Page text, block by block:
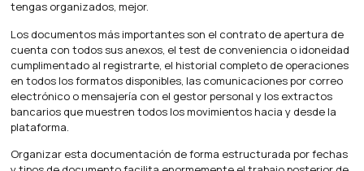
tengas organizados, mejor.
Los documentos más importantes son el contrato de apertura de
cuenta con todos sus anexos, el test de conveniencia o idoneidad
cumplimentado al registrarte, el historial completo de operaciones
en todos los formatos disponibles, las comunicaciones por correo
electrónico o mensajería con el gestor personal y los extractos
bancarios que muestren todos los movimientos hacia y desde la
plataforma.
Organizar esta documentación de forma estructurada por fechas